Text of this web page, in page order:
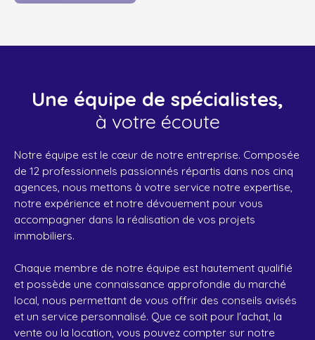
Une équipe de spécialistes,
à votre écoute
Notre équipe est le cœur de notre entreprise. Composée
de 12 professionnels passionnés répartis dans nos cinq
agences, nous mettons à votre service notre expertise,
notre expérience et notre dévouement pour vous
accompagner dans la réalisation de vos projets
immobiliers.
Chaque membre de notre équipe est hautement qualifié
et possède une connaissance approfondie du marché
local, nous permettant de vous offrir des conseils avisés
et un service personnalisé. Que ce soit pour l'achat, la
vente ou la location, vous pouvez compter sur notre